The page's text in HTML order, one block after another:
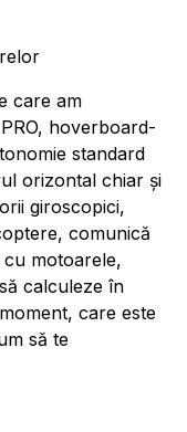
care am
hoverboard-
standard
orizontal chiar și
giroscopici,
comunică
motoarele,
calculeze în
care este
să te